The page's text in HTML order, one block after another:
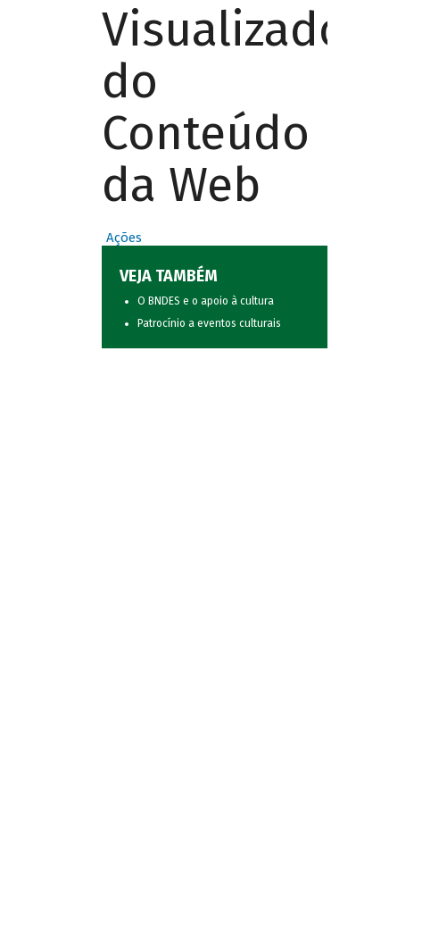
Visualizador
do
Conteúdo
da Web
Ações
VEJA TAMBÉM
O BNDES e o apoio à cultura
Patrocínio a eventos culturais